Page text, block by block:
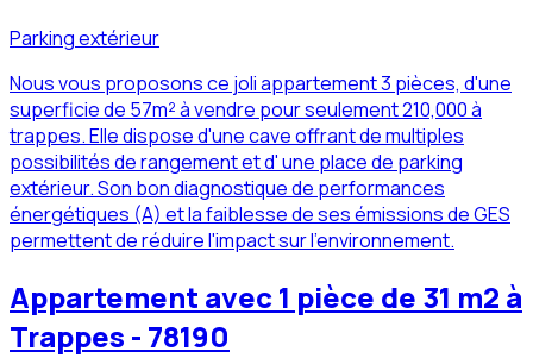
Parking extérieur
Nous vous proposons ce joli appartement 3 pièces, d'une
superficie de 57m² à vendre pour seulement 210,000 à
trappes. Elle dispose d'une cave offrant de multiples
possibilités de rangement et d' une place de parking
extérieur. Son bon diagnostique de performances
énergétiques (A) et la faiblesse de ses émissions de GES
permettent de réduire l'impact sur l'environnement.
Appartement avec 1 pièce de 31 m2 à
Trappes - 78190